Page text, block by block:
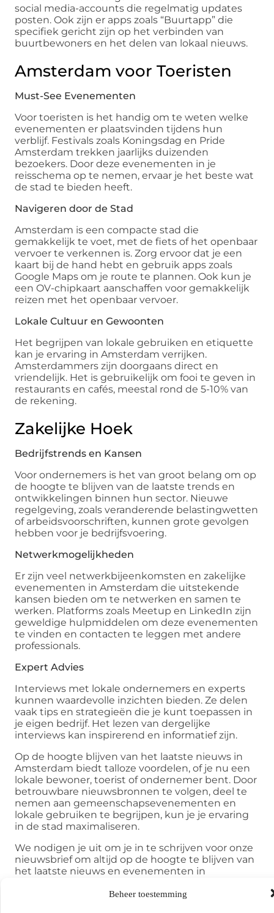
Beheer toestemming
social media-accounts die regelmatig updates
posten. Ook zijn er apps zoals “Buurtapp” die
specifiek gericht zijn op het verbinden van
buurtbewoners en het delen van lokaal nieuws.
Amsterdam voor Toeristen
Must-See Evenementen
Voor toeristen is het handig om te weten welke
evenementen er plaatsvinden tijdens hun
verblijf. Festivals zoals Koningsdag en Pride
Amsterdam trekken jaarlijks duizenden
bezoekers. Door deze evenementen in je
reisschema op te nemen, ervaar je het beste wat
de stad te bieden heeft.
Navigeren door de Stad
Amsterdam is een compacte stad die
gemakkelijk te voet, met de fiets of het openbaar
vervoer te verkennen is. Zorg ervoor dat je een
kaart bij de hand hebt en gebruik apps zoals
Google Maps om je route te plannen. Ook kun je
een OV-chipkaart aanschaffen voor gemakkelijk
reizen met het openbaar vervoer.
Lokale Cultuur en Gewoonten
Het begrijpen van lokale gebruiken en etiquette
kan je ervaring in Amsterdam verrijken.
Amsterdammers zijn doorgaans direct en
vriendelijk. Het is gebruikelijk om fooi te geven in
restaurants en cafés, meestal rond de 5-10% van
de rekening.
Zakelijke Hoek
Bedrijfstrends en Kansen
Voor ondernemers is het van groot belang om op
de hoogte te blijven van de laatste trends en
ontwikkelingen binnen hun sector. Nieuwe
regelgeving, zoals veranderende belastingwetten
of arbeidsvoorschriften, kunnen grote gevolgen
hebben voor je bedrijfsvoering.
Netwerkmogelijkheden
Er zijn veel netwerkbijeenkomsten en zakelijke
evenementen in Amsterdam die uitstekende
kansen bieden om te netwerken en samen te
werken. Platforms zoals Meetup en LinkedIn zijn
geweldige hulpmiddelen om deze evenementen
te vinden en contacten te leggen met andere
professionals.
Expert Advies
Interviews met lokale ondernemers en experts
kunnen waardevolle inzichten bieden. Ze delen
vaak tips en strategieën die je kunt toepassen in
je eigen bedrijf. Het lezen van dergelijke
interviews kan inspirerend en informatief zijn.
Op de hoogte blijven van het laatste nieuws in
Amsterdam biedt talloze voordelen, of je nu een
lokale bewoner, toerist of ondernemer bent. Door
betrouwbare nieuwsbronnen te volgen, deel te
nemen aan gemeenschapsevenementen en
lokale gebruiken te begrijpen, kun je je ervaring
in de stad maximaliseren.
We nodigen je uit om je in te schrijven voor onze
nieuwsbrief om altijd op de hoogte te blijven van
het laatste nieuws en evenementen in
ervaringen; we horen graag van je!